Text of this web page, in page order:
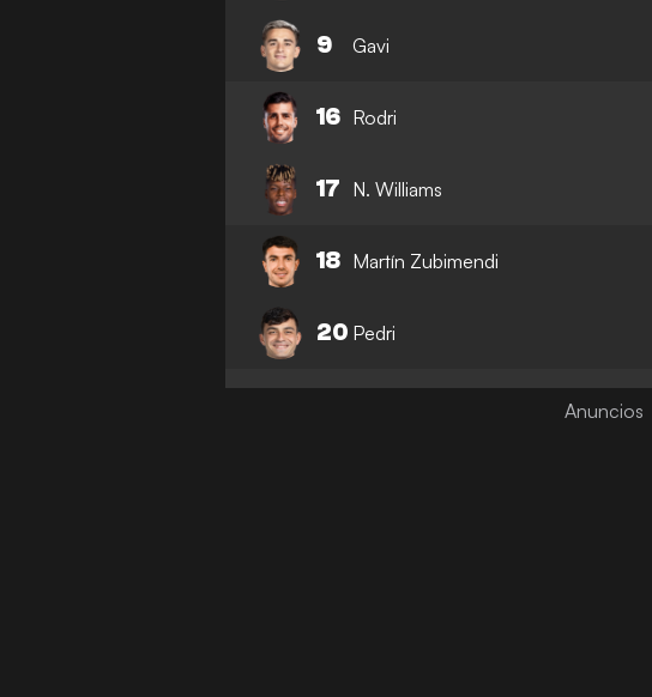
9 Gavi
16 Rodri
17 N. Williams
18 Martín Zubimendi
20 Pedri